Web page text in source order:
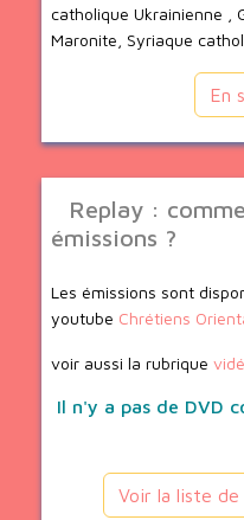
catholique Ukrainienne ,
Maronite, Syriaque
En
Replay :
émissions ?
Les émissions sont
youtube Chrétiens
voir aussi la rubrique
Il n'y a pas de DVD
Voir la liste